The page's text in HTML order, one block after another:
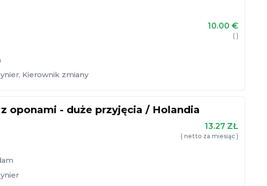
10.00 €
( )
, Kierownik zmiany
oponami - duże przyjęcia / Holandia
13.27 ZŁ
( netto za miesiąc )